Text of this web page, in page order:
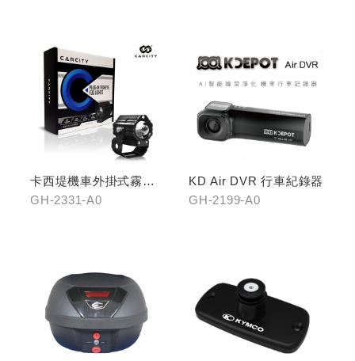
卡西堤機車外掛式霧燈
組(雙燈)
GH-2331-A0
KD Air DVR 行車紀錄器
GH-2199-A0